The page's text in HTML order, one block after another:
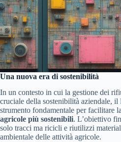
Una nuova era di sostenibilità
In un contesto in cui la gestione dei
cruciale della sostenibilità aziendale,
strumento fondamentale per facilitare
agricole più sostenibili. L’obiettivo
solo tracci ma ricicli e riutilizzi
ambientale delle attività agricole.